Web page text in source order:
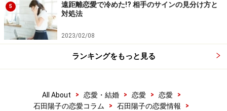
5
遠距離恋愛で冷めた!? 相手のサインの見分け方と
対処法
2023/02/08
ランキングをもっと見る
All About > 恋愛・結婚 > 恋愛 > 恋愛
>
石田陽子の恋愛コラム
> 石田陽子の恋愛情報
>